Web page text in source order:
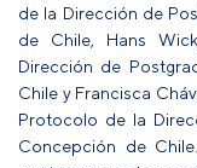
de la Dirección de
de Chile, Hans
Dirección de
Chile y Francisca
Protocolo de la
Concepción de